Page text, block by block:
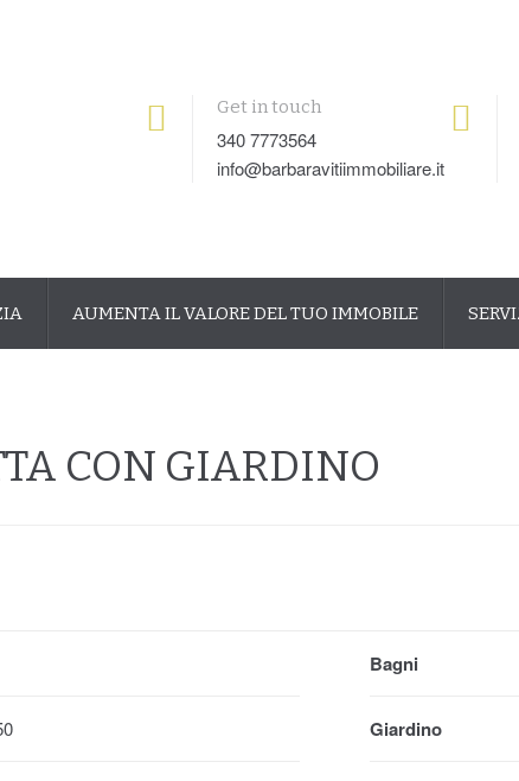
Get in touch
340 7773564
info@barbaravitiimmobiliare.it
AUMENTA IL VALORE DEL TUO IMMOBILE
CON GIARDINO
Bagni
Giardino